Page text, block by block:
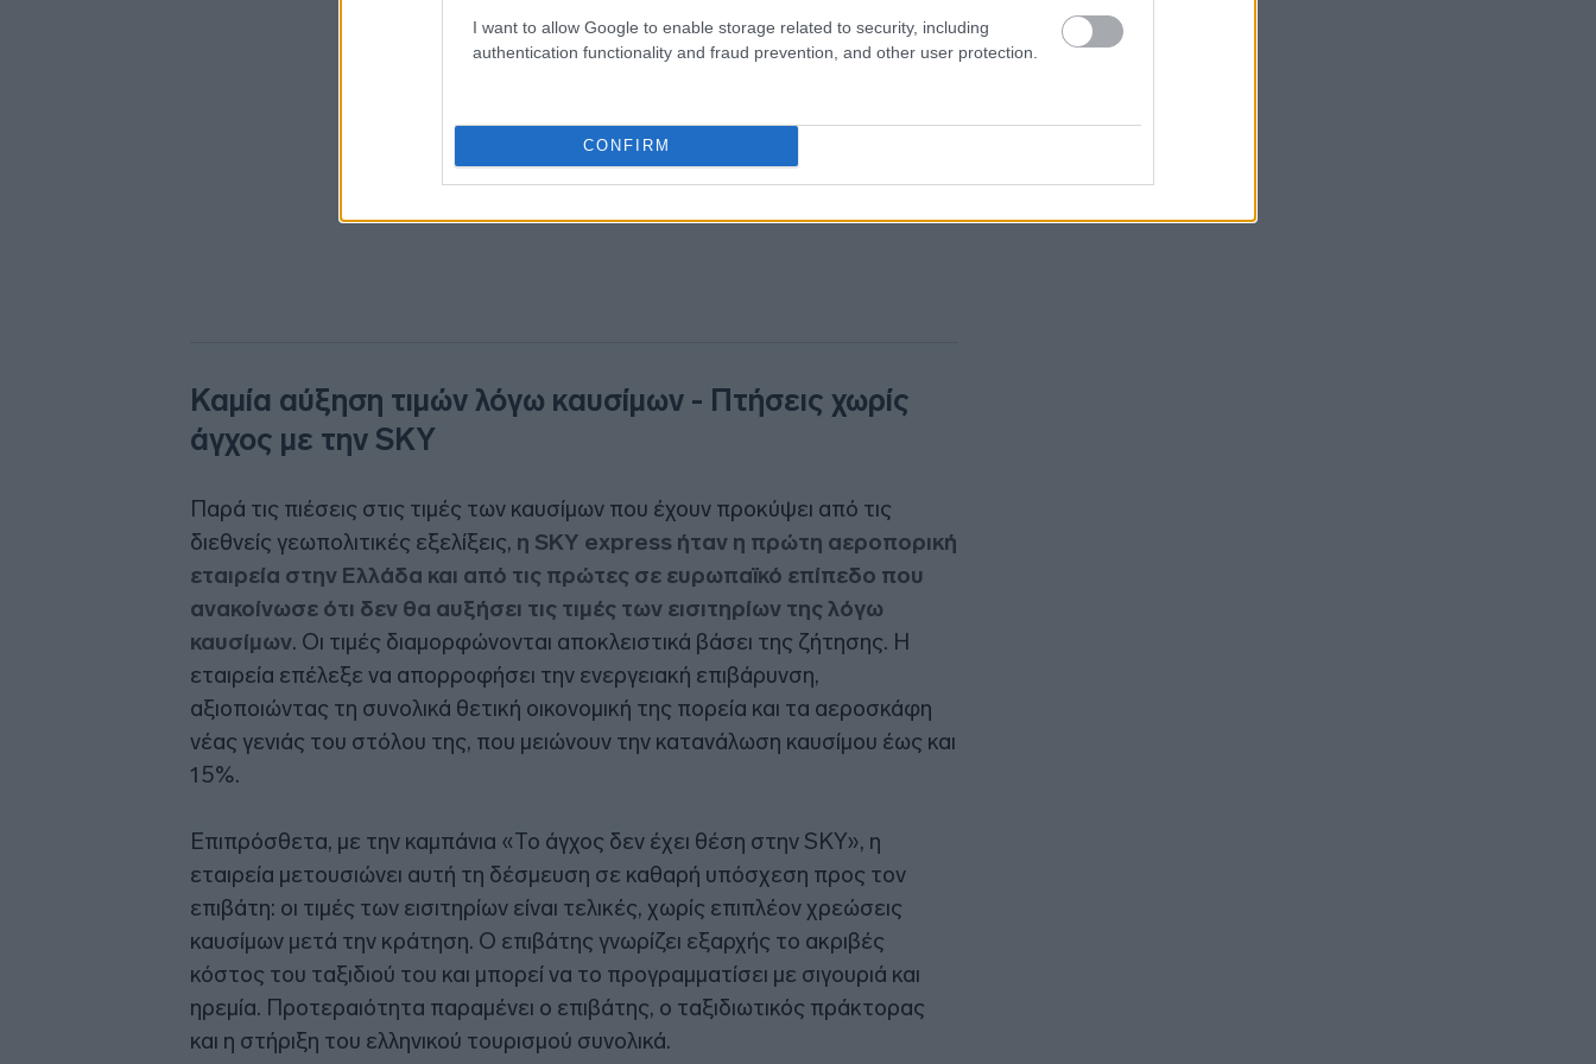
I want to allow Google to enable storage related to security, including
authentication functionality and fraud prevention, and other user protection.
CONFIRM
Καμία αύξηση τιμών λόγω καυσίμων - Πτήσεις χωρίς
άγχος με την SKY
Παρά τις πιέσεις στις τιμές των καυσίμων που έχουν προκύψει από τις
διεθνείς γεωπολιτικές εξελίξεις, η SKY express ήταν η πρώτη αεροπορική
εταιρεία στην Ελλάδα και από τις πρώτες σε ευρωπαϊκό επίπεδο που
ανακοίνωσε ότι δεν θα αυξήσει τις τιμές των εισιτηρίων της λόγω
καυσίμων. Οι τιμές διαμορφώνονται αποκλειστικά βάσει της ζήτησης. Η
εταιρεία επέλεξε να απορροφήσει την ενεργειακή επιβάρυνση,
αξιοποιώντας τη συνολικά θετική οικονομική της πορεία και τα αεροσκάφη
νέας γενιάς του στόλου της, που μειώνουν την κατανάλωση καυσίμου έως και
15%.
Επιπρόσθετα, με την καμπάνια «Το άγχος δεν έχει θέση στην SKY», η
εταιρεία μετουσιώνει αυτή τη δέσμευση σε καθαρή υπόσχεση προς τον
επιβάτη: οι τιμές των εισιτηρίων είναι τελικές, χωρίς επιπλέον χρεώσεις
καυσίμων μετά την κράτηση. Ο επιβάτης γνωρίζει εξαρχής το ακριβές
κόστος του ταξιδιού του και μπορεί να το προγραμματίσει με σιγουριά και
ηρεμία. Προτεραιότητα παραμένει ο επιβάτης, ο ταξιδιωτικός πράκτορας
και η στήριξη του ελληνικού τουρισμού συνολικά.